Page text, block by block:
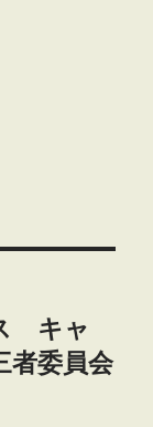
キャ
者委員会